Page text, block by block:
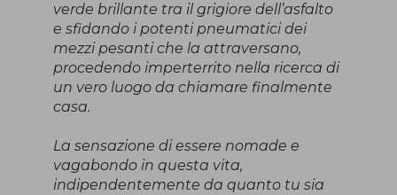
verde brillante tra il grigiore dell’asfalto
e sfidando i potenti pneumatici dei
mezzi pesanti che la attraversano,
procedendo imperterrito nella ricerca di
un vero luogo da chiamare finalmente
casa.
La sensazione di essere nomade e
vagabondo in questa vita,
indipendentemente da quanto tu sia